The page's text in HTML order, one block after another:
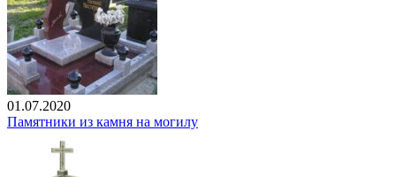
01.07.2020
Памятники из камня на могилу